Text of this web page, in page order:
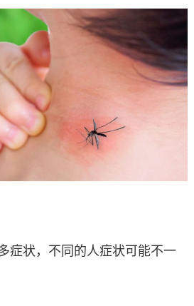
症状，不同的人症状可能不一